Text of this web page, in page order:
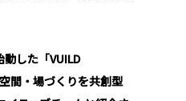
した「VUILD
間・場づくりを共創型